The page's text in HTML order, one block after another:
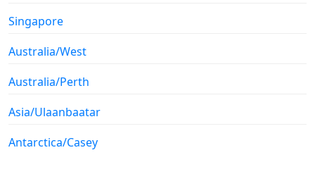
Singapore
Australia/West
Australia/Perth
Asia/Ulaanbaatar
Antarctica/Casey